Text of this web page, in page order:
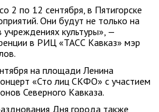
2 по 12 сентября, в Пятигорске
Они будут не только на
культуры», —
в РИЦ «ТАСС Кавказ» мэр
на площади Ленина
«Сто лиц СКФО» с участием
Северного Кавказа.
Дня города также